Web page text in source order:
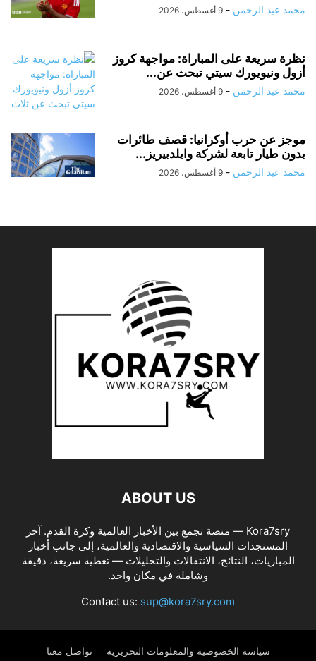
محمد عبد الرحمن - 9 أغسطس، 2026
نظرة سريعة على المباراة: مواجهة كروز
أزول ونيويورك سيتي تبحث عن...
محمد عبد الرحمن - 9 أغسطس، 2026
موجز عن حرب أوكرانيا: قصف طائرات
بدون طيار تابعة لشركة وايلدبيريز...
محمد عبد الرحمن - 9 أغسطس، 2026
ABOUT US
Kora7sry — منصة تجمع بين الأخبار العالمية وكرة القدم. آخر
المستجدات السياسية والاقتصادية والعالمية، إلى جانب أخبار
المباريات، النتائج، الانتقالات والتحليلات — تغطية سريعة، دقيقة
وشاملة في مكان واحد.
Contact us: sup@kora7sry.com
سياسة الخصوصية والمعلومات التحريرية تواصل معنا